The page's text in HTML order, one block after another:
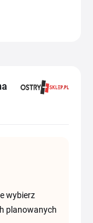
wybierz
planowanych